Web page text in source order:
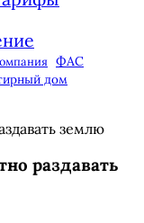
ФАС
дом
раздавать